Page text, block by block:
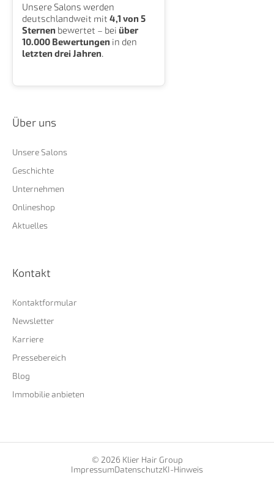
Unsere Salons werden
deutschlandweit mit 4,1 von 5
Sternen bewertet – bei über
10.000 Bewertungen in den
letzten drei Jahren.
Über uns
Unsere Salons
Geschichte
Unternehmen
Onlineshop
Aktuelles
Kontakt
Kontaktformular
Newsletter
Karriere
Pressebereich
Blog
Immobilie anbieten
© 2026 Klier Hair Group
ImpressumDatenschutzKI-Hinweis